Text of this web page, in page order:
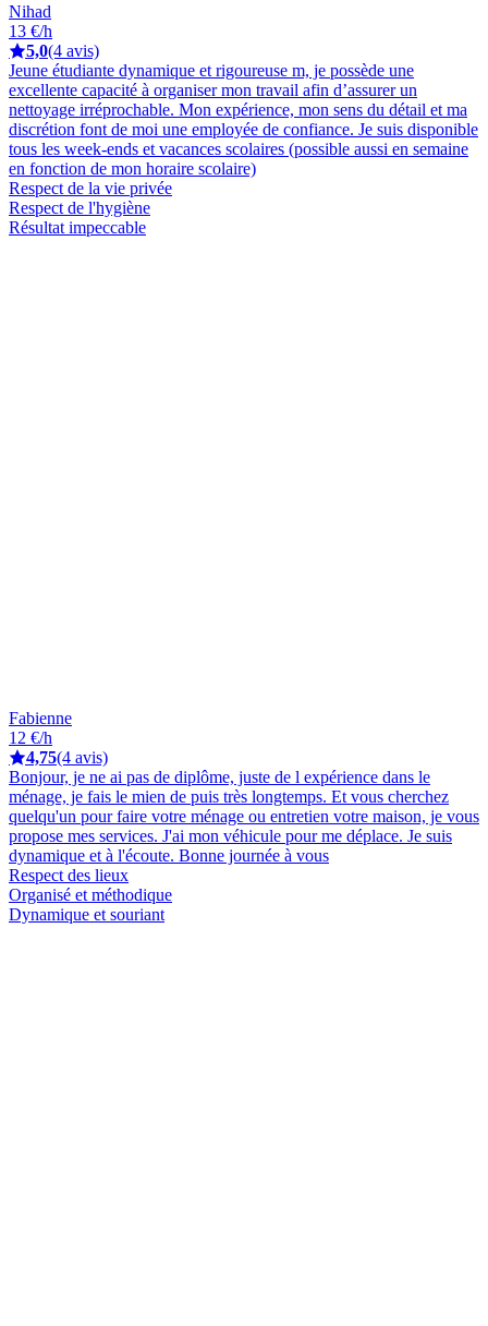
Nihad
13 €/h
5,0(4 avis)
Jeune étudiante dynamique et rigoureuse m, je possède une
excellente capacité à organiser mon travail afin d’assurer un
nettoyage irréprochable. Mon expérience, mon sens du détail et ma
discrétion font de moi une employée de confiance. Je suis disponible
tous les week-ends et vacances scolaires (possible aussi en semaine
en fonction de mon horaire scolaire)
Respect de la vie privée
Respect de l'hygiène
Résultat impeccable
Fabienne
12 €/h
4,75(4 avis)
Bonjour, je ne ai pas de diplôme, juste de l expérience dans le
ménage, je fais le mien de puis très longtemps. Et vous cherchez
quelqu'un pour faire votre ménage ou entretien votre maison, je vous
propose mes services. J'ai mon véhicule pour me déplace. Je suis
dynamique et à l'écoute. Bonne journée à vous
Respect des lieux
Organisé et méthodique
Dynamique et souriant